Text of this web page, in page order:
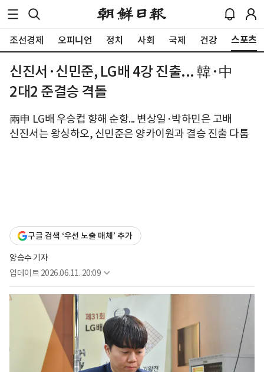
조선경제 오피니언 정치 사회 국제 건강 스포츠
신진서·신민준, LG배 4강 진출... 韓·中
2대2 준결승 격돌
兩申 LG배 우승컵 향해 순항... 변상일·박하민은 고배
신진서는 왕싱하오, 신민준은 양카이원과 결승 진출 다툼
구글 검색 ‘우선 노출 매체’ 추가
양승수 기자
업데이트 2026.06.11. 20:09